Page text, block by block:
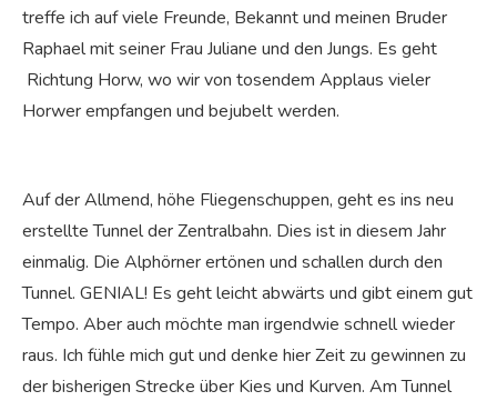
treffe ich auf viele Freunde, Bekannt und meinen Bruder
Raphael mit seiner Frau Juliane und den Jungs. Es geht
Richtung Horw, wo wir von tosendem Applaus vieler
Horwer empfangen und bejubelt werden.
Auf der Allmend, höhe Fliegenschuppen, geht es ins neu
erstellte Tunnel der Zentralbahn. Dies ist in diesem Jahr
einmalig. Die Alphörner ertönen und schallen durch den
Tunnel. GENIAL! Es geht leicht abwärts und gibt einem gut
Tempo. Aber auch möchte man irgendwie schnell wieder
raus. Ich fühle mich gut und denke hier Zeit zu gewinnen zu
der bisherigen Strecke über Kies und Kurven. Am Tunnel